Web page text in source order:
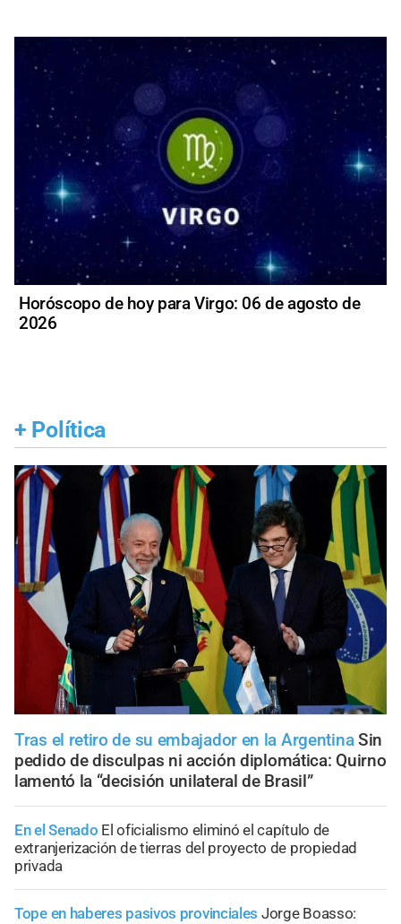
Horóscopo de hoy para Virgo: 06 de agosto de
2026
+ Política
Tras el retiro de su embajador en la Argentina Sin
pedido de disculpas ni acción diplomática: Quirno
lamentó la “decisión unilateral de Brasil”
En el Senado El oficialismo eliminó el capítulo de
extranjerización de tierras del proyecto de propiedad
privada
Tope en haberes pasivos provinciales Jorge Boasso: